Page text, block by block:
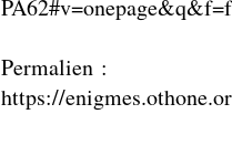
Permalien :
https://